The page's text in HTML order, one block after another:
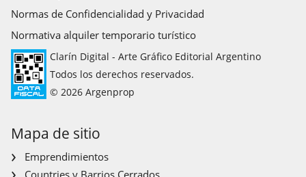
Normas de Confidencialidad y Privacidad
Normativa alquiler temporario turístico
Clarín Digital - Arte Gráfico Editorial Argentino
Todos los derechos reservados.
© 2026 Argenprop
Mapa de sitio
Emprendimientos
Countries y Barrios Cerrados